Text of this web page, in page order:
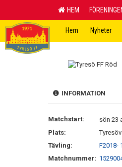
HEM
Hem Nyheter
INFORMATION
Matchstart:
sön 23
Plats:
Tävling:
F2018- 1
Matchnummer: